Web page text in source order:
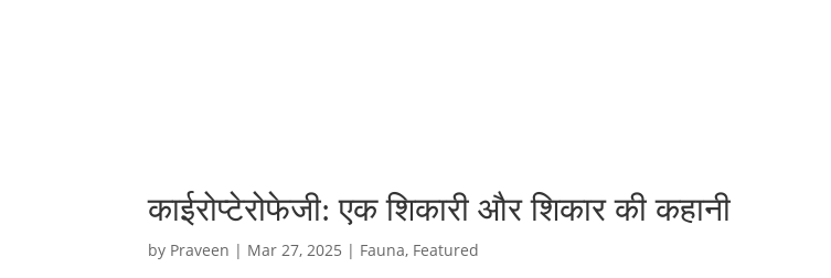
काईरोप्टेरोफेजी: एक शिकारी और शिकार की कहानी
by Praveen | Mar 27, 2025 | Fauna, Featured